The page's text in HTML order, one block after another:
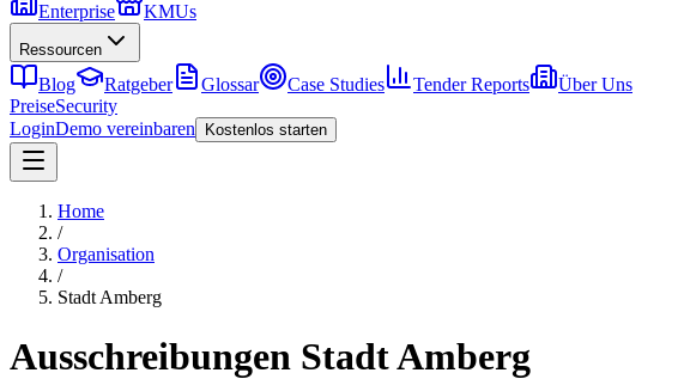
Enterprise
KMUs
Ressourcen
Blog Ratgeber Glossar Case Studies Tender Reports
Über Uns
PreiseSecurity
LoginDemo vereinbaren Kostenlos starten
Home
/
Organisation
/
Stadt Amberg
Ausschreibungen Stadt Amberg